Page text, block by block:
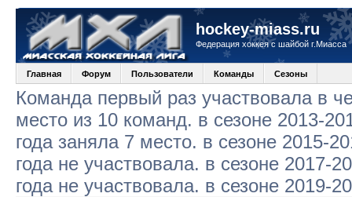
hockey-miass.ru
Федерация хоккея с шайбой г.Миасса
Главная Форум Пользователи Команды Сезоны
Команда первый раз участвовала в
место из 10 команд. в сезоне 2013-
года заняла 7 место. в сезоне 2015-
года не участвовала. в сезоне 2017-
года не участвовала. в сезоне 2019-